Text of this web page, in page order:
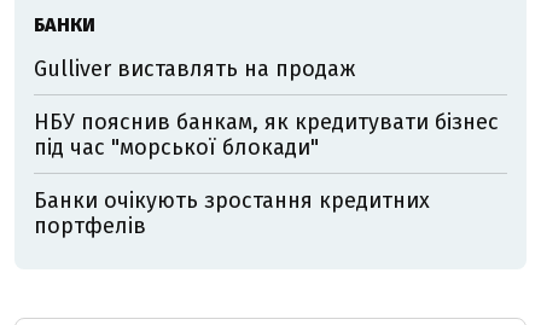
БАНКИ
Gulliver виставлять на продаж
НБУ пояснив банкам, як кредитувати бізнес
під час "морської блокади"
Банки очікують зростання кредитних
портфелів